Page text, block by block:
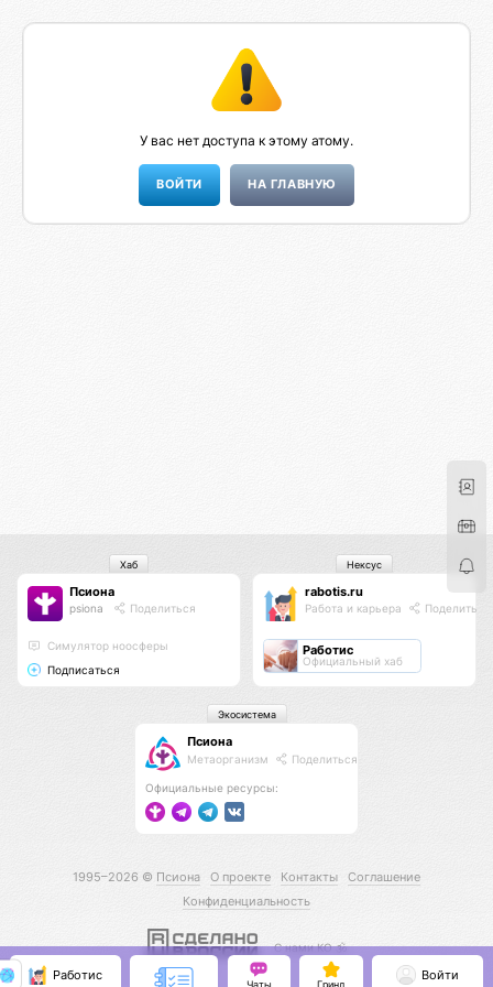
У вас нет доступа к этому атому.
НА ГЛАВНУЮ
Псиона
psiona Поделиться
Cимулятор ноосферы
Подписаться
Хаб
rabotis.ru
Работа и карьера Поделиться
Работис
Официальный хаб
Нексус
Псиона
Метаорганизм Поделиться
Официальные ресурсы:
Экосистема
1995–2026 © Псиона О проекте Контакты
Соглашение
Конфиденциальность
С нами КО 🕉️
Работис
Чаты Гринд
Войти